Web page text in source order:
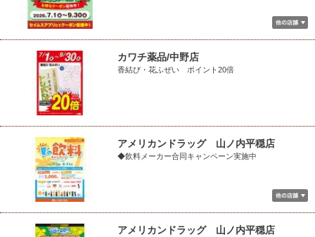
カワチ薬品/中野店
香結び・花ふぜい ポイント20倍
アメリカンドラッグ 山ノ内平穏店
◆飲料メーカー合同キャンペーン実施中
アメリカンドラッグ 山ノ内平穏店